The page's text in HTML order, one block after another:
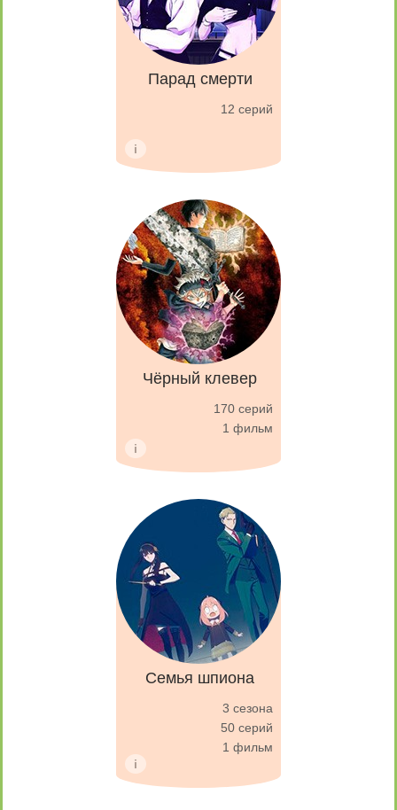
Парад смерти
12 серий
Чёрный клевер
170 серий
1 фильм
Семья шпиона
3 сезона
50 серий
1 фильм